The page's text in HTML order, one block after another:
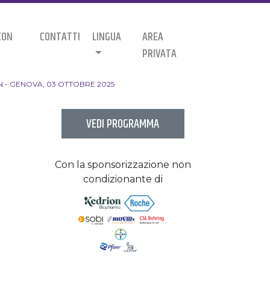
CONTATTI LINGUA
AREA
PRIVATA
- GENOVA, 03 OTTOBRE 2025
VEDI PROGRAMMA
Con la sponsorizzazione non
condizionante di